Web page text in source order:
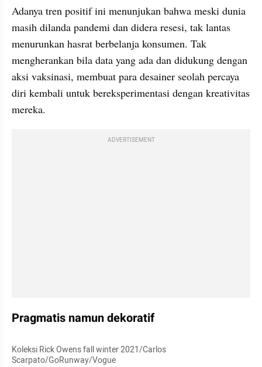
Adanya tren positif ini menunjukan bahwa meski dunia
masih dilanda pandemi dan didera resesi, tak lantas
menurunkan hasrat berbelanja konsumen. Tak
mengherankan bila data yang ada dan didukung dengan
aksi vaksinasi, membuat para desainer seolah percaya
diri kembali untuk bereksperimentasi dengan kreativitas
mereka.
ADVERTISEMENT
Pragmatis namun dekoratif
Koleksi Rick Owens fall winter 2021/Carlos
Scarpato/GoRunway/Vogue